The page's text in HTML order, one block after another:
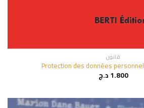
قانون
Protection des données
1.800د.ج